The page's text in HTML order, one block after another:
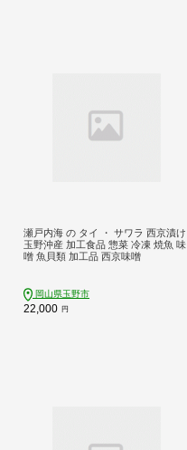
瀬戸内海 の タイ ・ サワラ 西京漬け
玉野沖産 加工食品 惣菜 冷凍 焼魚 味
噌 魚貝類 加工品 西京味噌
岡山県玉野市
22,000 円